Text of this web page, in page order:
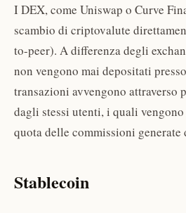
I DEX, come Uniswap o Curve
scambio di criptovalute
to-peer). A differenza degli
non vengono mai depositati
transazioni avvengono
dagli stessi utenti, i quali
quota delle commissioni generate
Stablecoin